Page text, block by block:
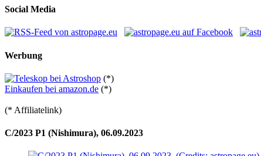
Beiträge
Social Media
Werbung
(*)
Einkaufen bei amazon.de (*)
(* Affiliatelink)
C/2023 P1 (Nishimura), 06.09.2023